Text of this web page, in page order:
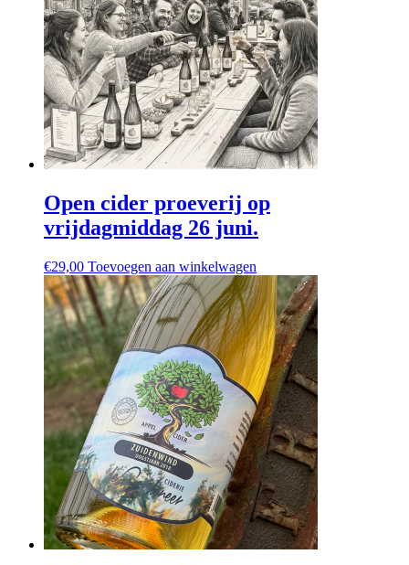
Open cider proeverij op
vrijdagmiddag 26 juni.
€29,00 Toevoegen aan winkelwagen